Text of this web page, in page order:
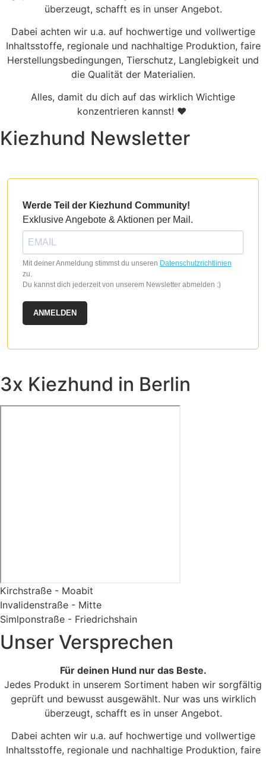
überzeugt, schafft es in unser Angebot.
Dabei achten wir u.a. auf hochwertige und vollwertige
Inhaltsstoffe, regionale und nachhaltige Produktion, faire
Herstellungsbedingungen, Tierschutz, Langlebigkeit und
die Qualität der Materialien.
Alles, damit du dich auf das wirklich Wichtige
konzentrieren kannst! ♥
Kiezhund Newsletter
Werde Teil der Kiezhund Community!
Exklusive Angebote & Aktionen per Mail.
Mit deiner Anmeldung stimmst du unseren Datenschutzrichtlinien
zu.
Du kannst dich jederzeit von unserem Newsletter abmelden :)
ANMELDEN
3x Kiezhund in Berlin
Kirchstraße - Moabit
Invalidenstraße - Mitte
Simlponstraße - Friedrichshain
Unser Versprechen
Für deinen Hund nur das Beste.
Jedes Produkt in unserem Sortiment haben wir sorgfältig
geprüft und bewusst ausgewählt. Nur was uns wirklich
überzeugt, schafft es in unser Angebot.
Dabei achten wir u.a. auf hochwertige und vollwertige
Inhaltsstoffe, regionale und nachhaltige Produktion, faire